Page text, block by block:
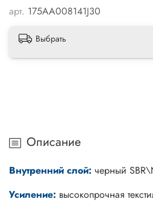
арт. 175AA008141J30
Выбрать
Описание
Внутренний слой: черный
Усиление: высокопрочная